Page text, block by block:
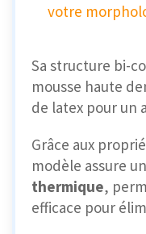
votre
Sa structure bi-
mousse haute
de latex pour un
Grâce aux
modèle assure
thermique,
efficace pour